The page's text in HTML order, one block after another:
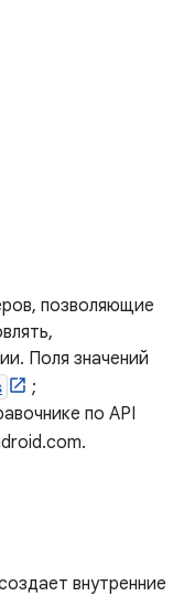
позволяющие
Поля значений
;
по API
внутренние